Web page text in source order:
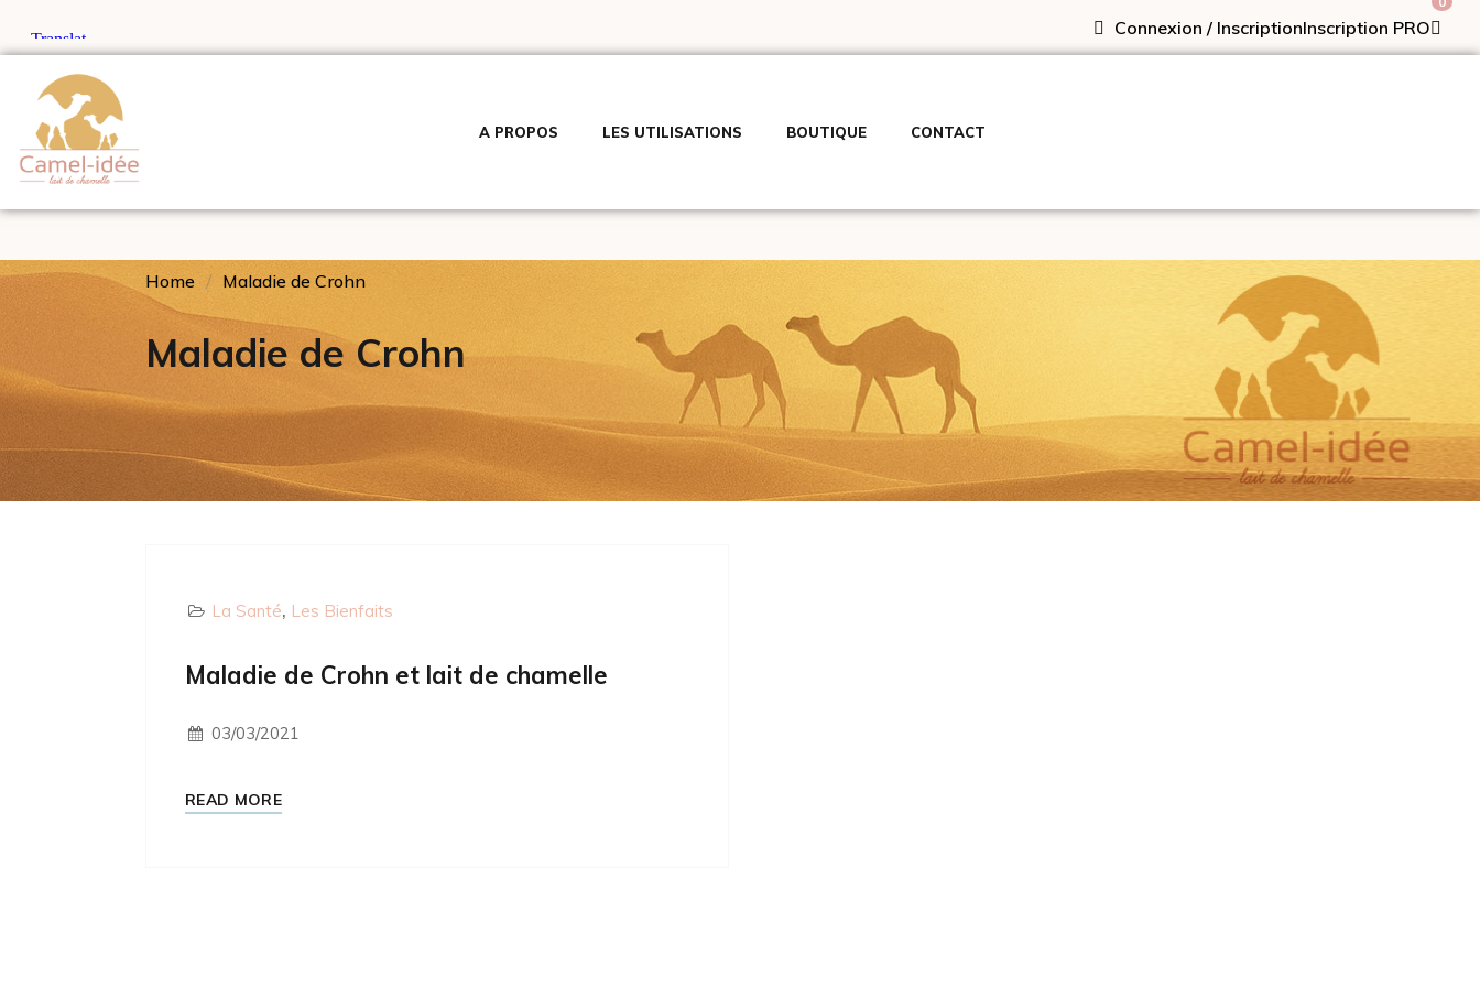
Connexion / InscriptionInscription PRO
A PROPOS LES UTILISATIONS BOUTIQUE CONTACT
Home Maladie de Crohn
Maladie de Crohn
La Santé Les Bienfaits
Maladie de Crohn et lait de chamelle
03/03/2021
READ MORE